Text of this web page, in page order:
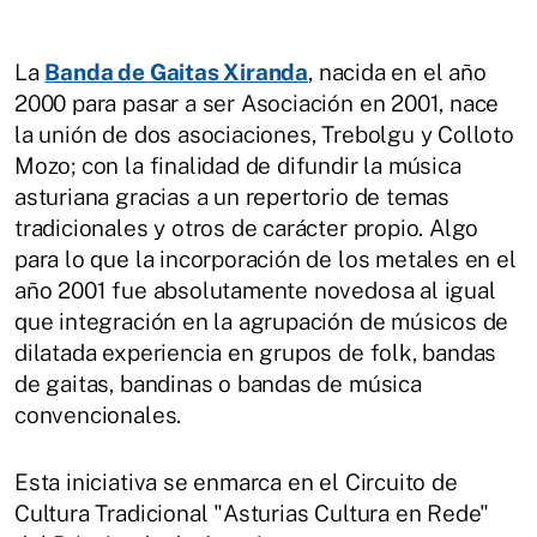
La Banda de Gaitas Xiranda, nacida en el año
2000 para pasar a ser Asociación en 2001, nace
la unión de dos asociaciones, Trebolgu y Colloto
Mozo; con la finalidad de difundir la música
asturiana gracias a un repertorio de temas
tradicionales y otros de carácter propio. Algo
para lo que la incorporación de los metales en el
año 2001 fue absolutamente novedosa al igual
que integración en la agrupación de músicos de
dilatada experiencia en grupos de folk, bandas
de gaitas, bandinas o bandas de música
convencionales.
Esta iniciativa se enmarca en el Circuito de
Cultura Tradicional "Asturias Cultura en Rede"